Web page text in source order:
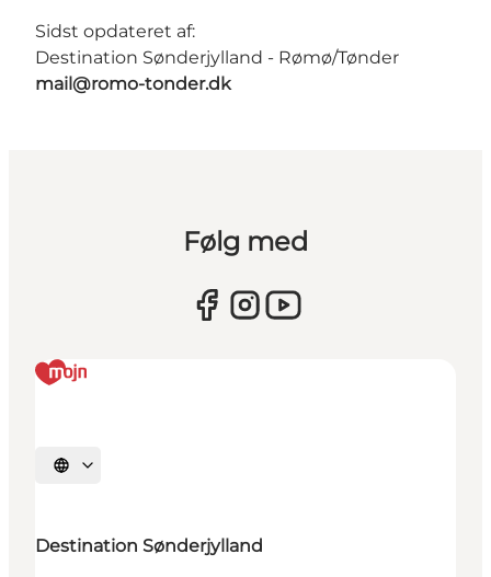
Sidst opdateret af:
Destination Sønderjylland - Rømø/Tønder
mail@romo-tonder.dk
Følg med
Vælg sprog
Destination Sønderjylland